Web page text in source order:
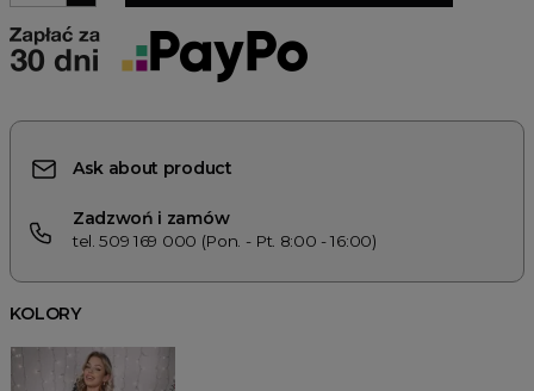
Ask about product
Zadzwoń i zamów
tel. 509 169 000 (Pon. - Pt. 8:00 - 16:00)
KOLORY